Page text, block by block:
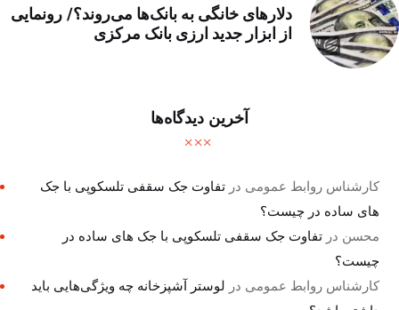
دلارهای خانگی به بانک‌ها می‌روند؟/ رونمایی
از ابزار جدید ارزی بانک مرکزی
آخرین دیدگاه‌ها
کارشناس روابط عمومی درتفاوت جک سقفی تلسکوپی با جک
های ساده در چیست؟
محسن درتفاوت جک سقفی تلسکوپی با جک های ساده در
چیست؟
کارشناس روابط عمومی در لوستر آشپزخانه چه ویژگی‌هایی باید